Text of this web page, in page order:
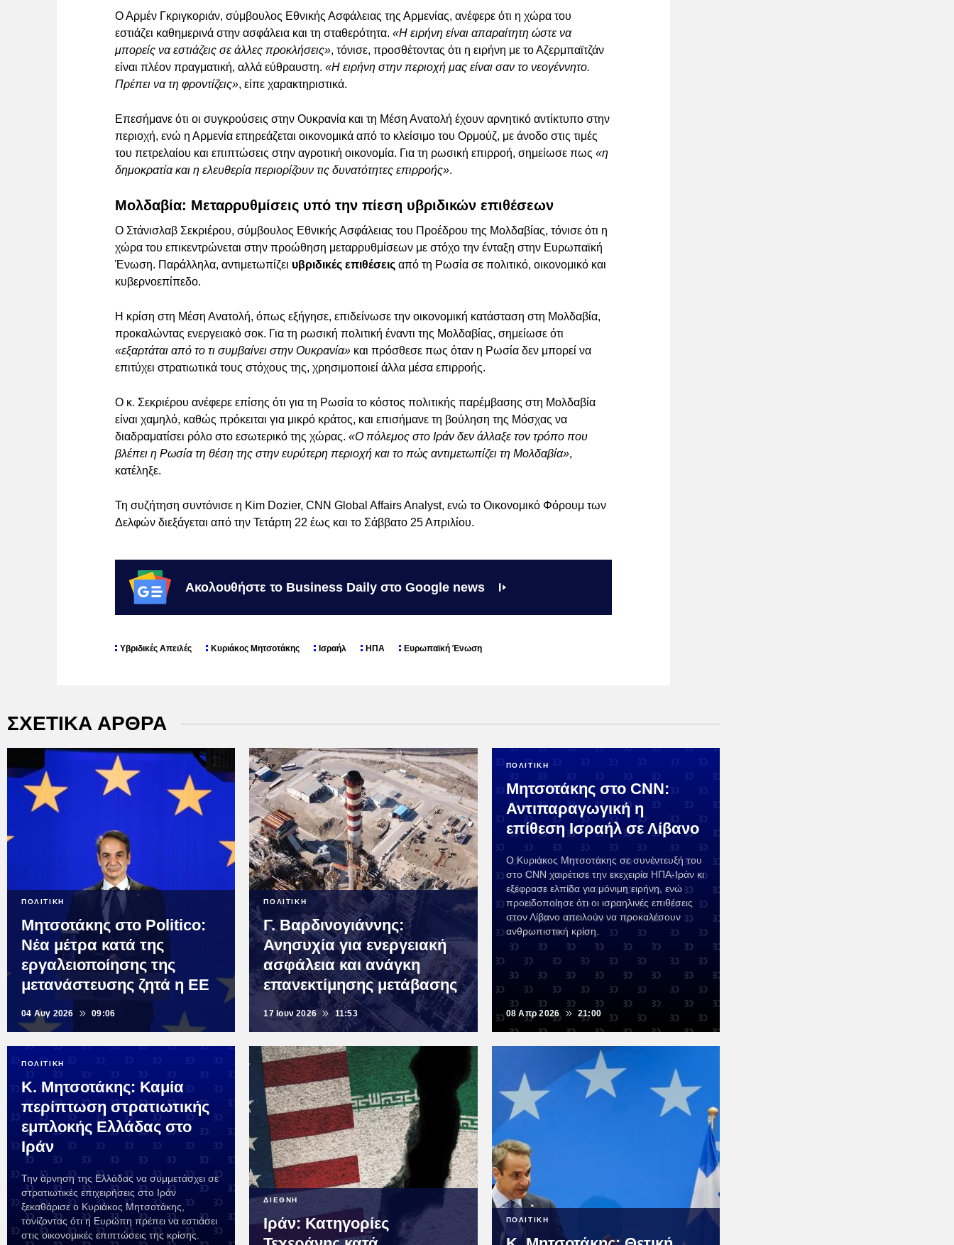
Ο Αρμέν Γκριγκοριάν, σύμβουλος Εθνικής Ασφάλειας της Αρμενίας, ανέφερε ότι η χώρα του
εστιάζει καθημερινά στην ασφάλεια και τη σταθερότητα. «Η ειρήνη είναι απαραίτητη ώστε να
μπορείς να εστιάζεις σε άλλες προκλήσεις», τόνισε, προσθέτοντας ότι η ειρήνη με το Αζερμπαϊτζάν
είναι πλέον πραγματική, αλλά εύθραυστη. «Η ειρήνη στην περιοχή μας είναι σαν το νεογέννητο.
Πρέπει να τη φροντίζεις», είπε χαρακτηριστικά.
Επεσήμανε ότι οι συγκρούσεις στην Ουκρανία και τη Μέση Ανατολή έχουν αρνητικό αντίκτυπο στην
περιοχή, ενώ η Αρμενία επηρεάζεται οικονομικά από το κλείσιμο του Ορμούζ, με άνοδο στις τιμές
του πετρελαίου και επιπτώσεις στην αγροτική οικονομία. Για τη ρωσική επιρροή, σημείωσε πως «η
δημοκρατία και η ελευθερία περιορίζουν τις δυνατότητες επιρροής».
Μολδαβία: Μεταρρυθμίσεις υπό την πίεση υβριδικών επιθέσεων
Ο Στάνισλαβ Σεκριέρου, σύμβουλος Εθνικής Ασφάλειας του Προέδρου της Μολδαβίας, τόνισε ότι η
χώρα του επικεντρώνεται στην προώθηση μεταρρυθμίσεων με στόχο την ένταξη στην Ευρωπαϊκή
Ένωση. Παράλληλα, αντιμετωπίζει υβριδικές επιθέσεις από τη Ρωσία σε πολιτικό, οικονομικό και
κυβερνοεπίπεδο.
Η κρίση στη Μέση Ανατολή, όπως εξήγησε, επιδείνωσε την οικονομική κατάσταση στη Μολδαβία,
προκαλώντας ενεργειακό σοκ. Για τη ρωσική πολιτική έναντι της Μολδαβίας, σημείωσε ότι
«εξαρτάται από το τι συμβαίνει στην Ουκρανία» και πρόσθεσε πως όταν η Ρωσία δεν μπορεί να
επιτύχει στρατιωτικά τους στόχους της, χρησιμοποιεί άλλα μέσα επιρροής.
Ο κ. Σεκριέρου ανέφερε επίσης ότι για τη Ρωσία το κόστος πολιτικής παρέμβασης στη Μολδαβία
είναι χαμηλό, καθώς πρόκειται για μικρό κράτος, και επισήμανε τη βούληση της Μόσχας να
διαδραματίσει ρόλο στο εσωτερικό της χώρας. «Ο πόλεμος στο Ιράν δεν άλλαξε τον τρόπο που
βλέπει η Ρωσία τη θέση της στην ευρύτερη περιοχή και το πώς αντιμετωπίζει τη Μολδαβία»,
κατέληξε.
Τη συζήτηση συντόνισε η Kim Dozier, CNN Global Affairs Analyst, ενώ το Οικονομικό Φόρουμ των
Δελφών διεξάγεται από την Τετάρτη 22 έως και το Σάββατο 25 Απριλίου.
Ακολουθήστε το Business Daily στο Google news
Υβριδικές Απειλές Κυριάκος Μητσοτάκης Ισραήλ ΗΠΑ Ευρωπαϊκή Ένωση
ΣΧΕΤΙΚΑ ΑΡΘΡΑ
ΠΟΛΙΤΙΚΗ
Μητσοτάκης στο Politico:
Νέα μέτρα κατά της
εργαλειοποίησης της
μετανάστευσης ζητά η ΕΕ
04 Αυγ 2026 09:06
ΠΟΛΙΤΙΚΗ
Γ. Βαρδινογιάννης:
Ανησυχία για ενεργειακή
ασφάλεια και ανάγκη
επανεκτίμησης μετάβασης
17 Ιουν 2026 11:53
ΠΟΛΙΤΙΚΗ
Μητσοτάκης στο CNN:
Αντιπαραγωγική η
επίθεση Ισραήλ σε Λίβανο
Ο Κυριάκος Μητσοτάκης σε συνέντευξή του
στο CNN χαιρέτισε την εκεχειρία ΗΠΑ-Ιράν κι
εξέφρασε ελπίδα για μόνιμη ειρήνη, ενώ
προειδοποίησε ότι οι ισραηλινές επιθέσεις
στον Λίβανο απειλούν να προκαλέσουν
ανθρωπιστική κρίση.
08 Απρ 2026 21:00
ΠΟΛΙΤΙΚΗ
Κ. Μητσοτάκης: Καμία
περίπτωση στρατιωτικής
εμπλοκής Ελλάδας στο
Ιράν
Την άρνηση της Ελλάδας να συμμετάσχει σε
στρατιωτικές επιχειρήσεις στο Ιράν
ξεκαθάρισε ο Κυριάκος Μητσοτάκης,
τονίζοντας ότι η Ευρώπη πρέπει να εστιάσει
στις οικονομικές επιπτώσεις της κρίσης.
ΔΙΕΘΝΗ
Ιράν: Κατηγορίες
ΠΟΛΙΤΙΚΗ